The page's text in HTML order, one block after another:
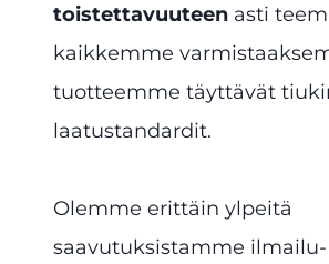
toistettavuuteen asti
kaikkemme
tuotteemme täyttävät
laatustandardit.
Olemme erittäin ylpeitä
saavutuksistamme ilmailu-